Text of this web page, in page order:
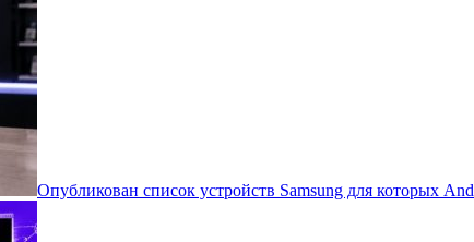
Опубликован список устройств Samsung для которых